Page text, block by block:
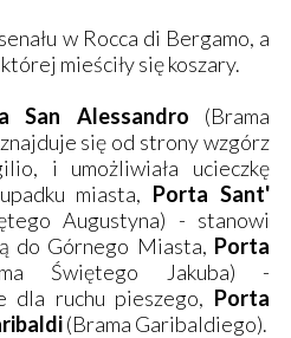
w Rocca di Bergamo, a
mieściły się koszary.
San Alessandro (Brama
się od strony wzgórz
i umożliwiała ucieczkę
miasta, Porta Sant'
Augustyna) - stanowi
do Górnego Miasta, Porta
Świętego Jakuba) -
dla ruchu pieszego, Porta
(Brama Garibaldiego).